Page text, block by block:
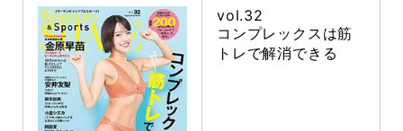
vol.32
コンプレックスは筋
トレで解消できる